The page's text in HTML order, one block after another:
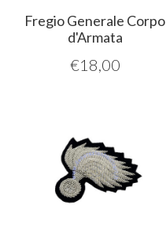
Fregio Generale Corpo
d'Armata
€18,00